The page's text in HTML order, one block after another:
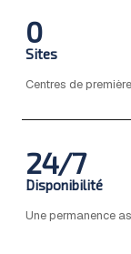
0
Sites
Centres de
24/7
Disponibilité
Une permanence